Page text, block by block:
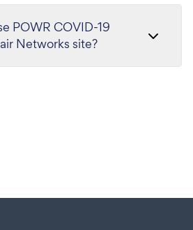
POWR COVID-19
Networks site?